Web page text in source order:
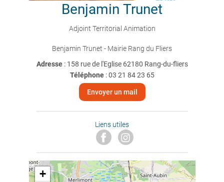
Benjamin Trunet
Adjoint Territorial Animation
Benjamin Trunet - Mairie Rang du Fliers
Adresse : 158 rue de l'Eglise 62180 Rang-du-fliers
Téléphone:03 21 84 23 65
Envoyer un mail
Liens utiles
+